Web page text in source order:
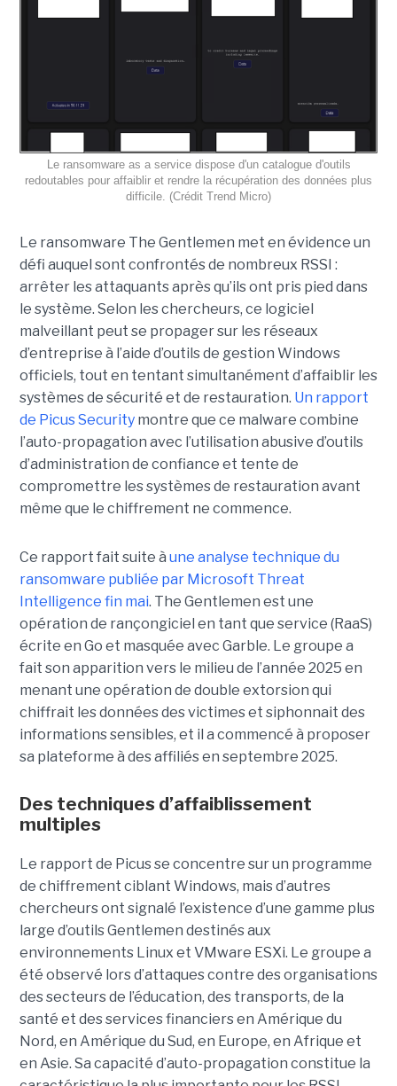
Le ransomware as a service dispose d'un catalogue d'outils
redoutables pour affaiblir et rendre la récupération des données plus
difficile. (Crédit Trend Micro)
Le ransomware The Gentlemen met en évidence un
défi auquel sont confrontés de nombreux RSSI :
arrêter les attaquants après qu’ils ont pris pied dans
le système. Selon les chercheurs, ce logiciel
malveillant peut se propager sur les réseaux
d’entreprise à l’aide d’outils de gestion Windows
officiels, tout en tentant simultanément d’affaiblir les
systèmes de sécurité et de restauration. Un rapport
de Picus Securitymontre que ce malware combine
l’auto-propagation avec l’utilisation abusive d’outils
d’administration de confiance et tente de
compromettre les systèmes de restauration avant
même que le chiffrement ne commence.
Ce rapport fait suite à une analyse technique du
ransomware publiée par Microsoft Threat
Intelligence fin mai. The Gentlemen est une
opération de rançongiciel en tant que service (RaaS)
écrite en Go et masquée avec Garble. Le groupe a
fait son apparition vers le milieu de l’année 2025 en
menant une opération de double extorsion qui
chiffrait les données des victimes et siphonnait des
informations sensibles, et il a commencé à proposer
sa plateforme à des affiliés en septembre 2025.
Des techniques d’affaiblissement
multiples
Le rapport de Picus se concentre sur un programme
de chiffrement ciblant Windows, mais d’autres
chercheurs ont signalé l’existence d’une gamme plus
large d’outils Gentlemen destinés aux
environnements Linux et VMware ESXi. Le groupe a
été observé lors d’attaques contre des organisations
des secteurs de l’éducation, des transports, de la
santé et des services financiers en Amérique du
Nord, en Amérique du Sud, en Europe, en Afrique et
en Asie. Sa capacité d’auto-propagation constitue la